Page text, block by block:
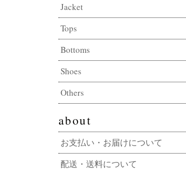
Jacket
Tops
Bottoms
Shoes
Others
about
お支払い・お届けについて
配送・送料について